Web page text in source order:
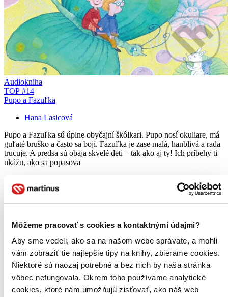
Môžeme pracovať s cookies a kontaktnými údajmi?
Aby sme vedeli, ako sa na našom webe správate, a mohli
vám zobraziť tie najlepšie tipy na knihy, zbierame cookies.
Niektoré sú naozaj potrebné a bez nich by naša stránka
vôbec nefungovala. Okrem toho používame analytické
cookies, ktoré nám umožňujú zisťovať, ako náš web
Audiokniha
TOP #14
Pupo a Fazuľka
Hana Lasicová
Pupo a Fazuľka sú úplne obyčajní škôlkari. Pupo nosí okuliare, má
guľaté bruško a často sa bojí. Fazuľka je zase malá, hanblivá a rada
trucuje. A predsa sú obaja skvelé deti – tak ako aj ty! Ich príbehy ti
ukážu, ako sa popasova
10,90 €
odporúčame našu aplikáciu. Viac informáciinájdete tu.
Vložiť do košíka
AudioknihaMP3 na CD
11,31 €
Do 3 – 8 dní
Tento produkt momentálne nemáme na sklade, ale zvyčajne
vám ho vieme zabezpečiť a odoslať do 3 – 8 dní. A